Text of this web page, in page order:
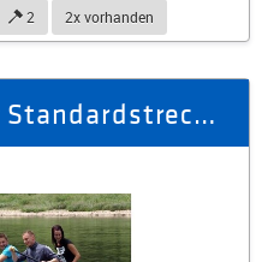
2 2x vorhanden
Paddeln auf einer Standardstrecke für 4 Personen